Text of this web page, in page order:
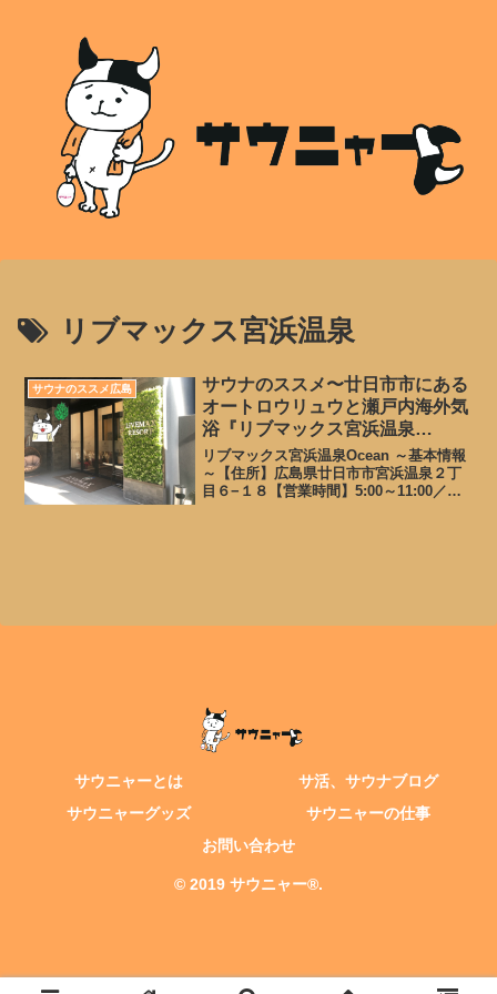
リブマックス宮浜温泉
サウナのススメ広島
サウナのススメ〜廿日市市にある
オートロウリュウと瀬戸内海外気
浴『リブマックス宮浜温泉
Ocean』
リブマックス宮浜温泉Ocean ～基本情報
～【住所】広島県廿日市市宮浜温泉２丁
目６−１８【営業時間】5:00～11:00／
サウニャーとは
サ活、サウナブログ
サウニャーグッズ
サウニャーの仕事
お問い合わせ
© 2019 サウニャー®.